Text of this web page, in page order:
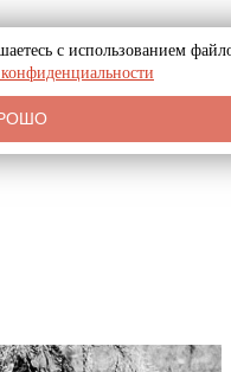
с использованием